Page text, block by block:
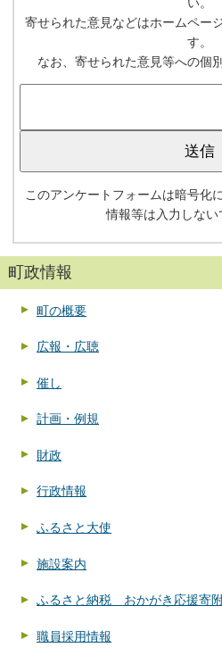
寄せられた意見などはホームペー
す。
なお、寄せられた意見等への個
このアンケートフォームは暗号化
情報等は入力しない
町政情報
町の概要
広報・広聴
催し
計画・例規
財政
行政情報
ふるさと大使
施設案内
ふるさと納税 おかがき応援寄
職員採用情報